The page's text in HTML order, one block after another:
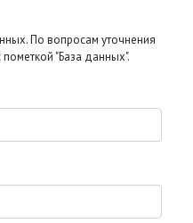
По вопросам уточнения
"База данных".